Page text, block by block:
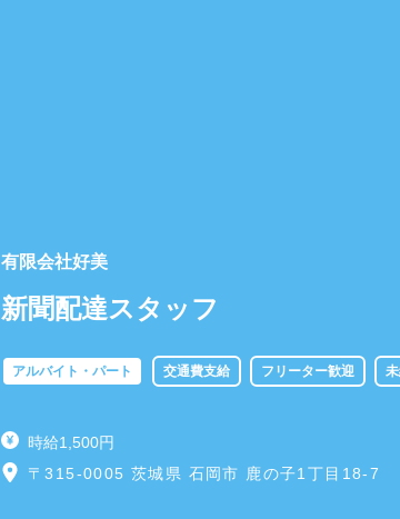
有限会社好美
新聞配達スタッフ
アルバイト・パート 交通費支給 フリーター歓迎
時給1,500円
〒315-0005 茨城県 石岡市 鹿の子1丁目18-7